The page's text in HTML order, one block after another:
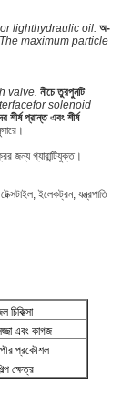
lighthydraulic oil. অ-
The maximum particle
valve. নীচে তুরপুনটি
solenoid
প্রান্ত এবং শীর্ষ
জন্য গ্যারান্টিযুক্ত।
ইলেকট্রন, যন্ত্রপাতি
চিকিত্সা
এবং কাগজ
প্রকৌশল
ক্ষেত্র